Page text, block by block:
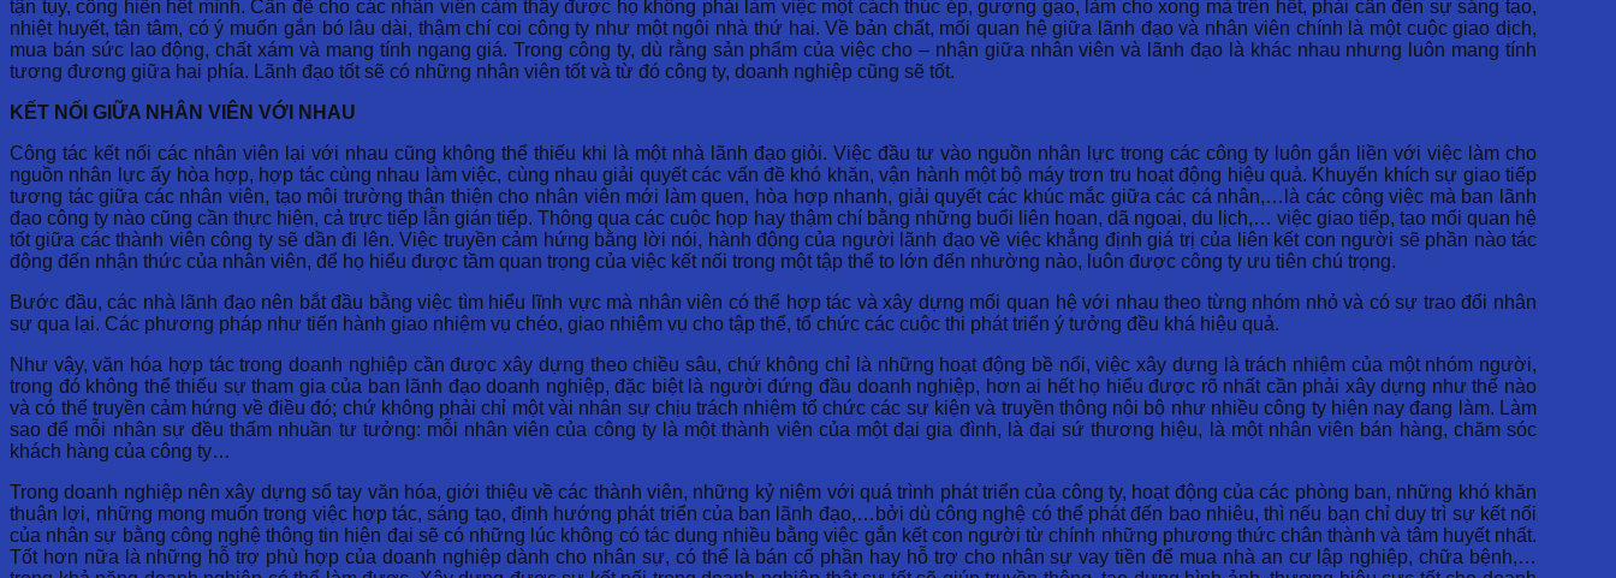
tận tụy, cống hiến hết mình. Cần để cho các nhân viên cảm thấy được họ không phải làm việc một cách thúc ép, gượng gạo, làm cho xong mà trên hết, phải cần đến sự sáng tạo,
nhiệt huyết, tận tâm, có ý muốn gắn bó lâu dài, thậm chí coi công ty như một ngôi nhà thứ hai. Về bản chất, mối quan hệ giữa lãnh đạo và nhân viên chính là một cuộc giao dịch,
mua bán sức lao động, chất xám và mang tính ngang giá. Trong công ty, dù rằng sản phẩm của việc cho – nhận giữa nhân viên và lãnh đạo là khác nhau nhưng luôn mang tính
tương đương giữa hai phía. Lãnh đạo tốt sẽ có những nhân viên tốt và từ đó công ty, doanh nghiệp cũng sẽ tốt.
KẾT NỐI GIỮA NHÂN VIÊN VỚI NHAU
Công tác kết nối các nhân viên lại với nhau cũng không thể thiếu khi là một nhà lãnh đạo giỏi. Việc đầu tư vào nguồn nhân lực trong các công ty luôn gắn liền với việc làm cho
nguồn nhân lực ấy hòa hợp, hợp tác cùng nhau làm việc, cùng nhau giải quyết các vấn đề khó khăn, vận hành một bộ máy trơn tru hoạt động hiệu quả. Khuyến khích sự giao tiếp
tương tác giữa các nhân viên, tạo môi trường thân thiện cho nhân viên mới làm quen, hòa hợp nhanh, giải quyết các khúc mắc giữa các cá nhân,…là các công việc mà ban lãnh
đạo công ty nào cũng cần thực hiện, cả trực tiếp lẫn gián tiếp. Thông qua các cuộc họp hay thậm chí bằng những buổi liên hoan, dã ngoại, du lịch,… việc giao tiếp, tạo mối quan hệ
tốt giữa các thành viên công ty sẽ dần đi lên. Việc truyền cảm hứng bằng lời nói, hành động của người lãnh đạo về việc khẳng định giá trị của liên kết con người sẽ phần nào tác
động đến nhận thức của nhân viên, để họ hiểu được tầm quan trọng của việc kết nối trong một tập thể to lớn đến nhường nào, luôn được công ty ưu tiên chú trọng.
Bước đầu, các nhà lãnh đạo nên bắt đầu bằng việc tìm hiểu lĩnh vực mà nhân viên có thể hợp tác và xây dựng mối quan hệ với nhau theo từng nhóm nhỏ và có sự trao đổi nhân
sự qua lại. Các phương pháp như tiến hành giao nhiệm vụ chéo, giao nhiệm vụ cho tập thể, tổ chức các cuộc thi phát triển ý tưởng đều khá hiệu quả.
Như vậy, văn hóa hợp tác trong doanh nghiệp cần được xây dựng theo chiều sâu, chứ không chỉ là những hoạt động bề nổi, việc xây dựng là trách nhiệm của một nhóm người,
trong đó không thể thiếu sự tham gia của ban lãnh đạo doanh nghiệp, đặc biệt là người đứng đầu doanh nghiệp, hơn ai hết họ hiểu được rõ nhất cần phải xây dựng như thế nào
và có thể truyền cảm hứng về điều đó; chứ không phải chỉ một vài nhân sự chịu trách nhiệm tổ chức các sự kiện và truyền thông nội bộ như nhiều công ty hiện nay đang làm. Làm
sao để mỗi nhân sự đều thấm nhuần tư tưởng: mỗi nhân viên của công ty là một thành viên của một đại gia đình, là đại sứ thương hiệu, là một nhân viên bán hàng, chăm sóc
khách hàng của công ty…
Trong doanh nghiệp nên xây dựng sổ tay văn hóa, giới thiệu về các thành viên, những kỷ niệm với quá trình phát triển của công ty, hoạt động của các phòng ban, những khó khăn
thuận lợi, những mong muốn trong việc hợp tác, sáng tạo, định hướng phát triển của ban lãnh đạo,…bởi dù công nghệ có thể phát đến bao nhiêu, thì nếu bạn chỉ duy trì sự kết nối
của nhân sự bằng công nghệ thông tin hiện đại sẽ có những lúc không có tác dụng nhiều bằng việc gắn kết con người từ chính những phương thức chân thành và tâm huyết nhất.
Tốt hơn nữa là những hỗ trợ phù hợp của doanh nghiệp dành cho nhân sự, có thể là bán cổ phần hay hỗ trợ cho nhân sự vay tiền để mua nhà an cư lập nghiệp, chữa bệnh,…